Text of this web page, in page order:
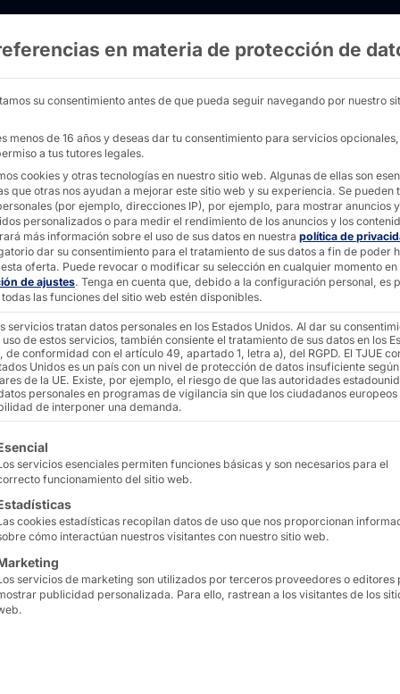
CPU - AKHET® Performance 1U Pyramid
DUAL CPU
PARA AZURE
Local)
con la versatilidad
de red, incluyendo la
para cargas de trabajo
solución óptima para
almacenamiento y red,
rendimiento (HPC),el
transferencia de datos
en materia de protección de
su consentimiento antes de que pueda seguir navegando por nuestro
menos de 16 años y deseas dar tu consentimiento para servicios
a tus tutores legales.
cookies y otras tecnologías en nuestro sitio web. Algunas de ellas son
que otras nos ayudan a mejorar este sitio web y su experiencia. Se pueden
(por ejemplo, direcciones IP), por ejemplo, para mostrar anuncios y
personalizados o para medir el rendimiento de los anuncios y los
más información sobre el uso de sus datos en nuestra política de
dar su consentimiento para el tratamiento de sus datos a fin de poder
oferta. Puede revocar o modificar su selección en cualquier momento en
de ajustes. Tenga en cuenta que, debido a la configuración personal, es
las funciones del sitio web estén disponibles.
servicios tratan datos personales en los Estados Unidos. Al dar su
uso de estos servicios, también consiente el tratamiento de sus datos en los
de conformidad con el artículo 49, apartado 1, letra a), del RGPD. El TJUE
Unidos es un país con un nivel de protección de datos insuficiente
de la UE. Existe, por ejemplo, el riesgo de que las autoridades
personales en programas de vigilancia sin que los ciudadanos
de interponer una demanda.
se enumeran los grupos de servicios para los
servicios esenciales permiten funciones básicas y son necesarios para el
funcionamiento del sitio web.
cookies estadísticas recopilan datos de uso que nos proporcionan
cómo interactúan nuestros visitantes con nuestro sitio web.
servicios de marketing son utilizados por terceros proveedores o editores
publicidad personalizada. Para ello, rastrean a los visitantes de los